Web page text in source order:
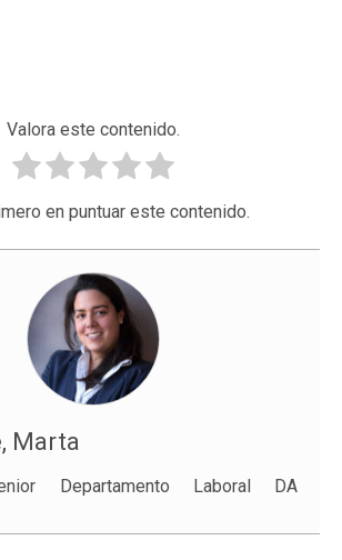
Valora este contenido.
en puntuar este contenido.
Marta
Departamento Laboral DA